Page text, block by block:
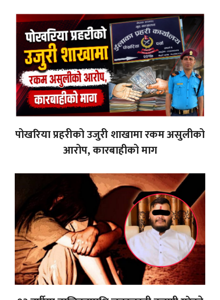
पोखरिया प्रहरीको उजुरी शाखामा रकम असुलीको
आरोप, कारबाहीको माग